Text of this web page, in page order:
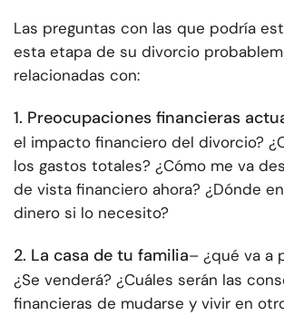
Las preguntas con las que podría
esta etapa de su divorcio
relacionadas con:
1. Preocupaciones financieras
el impacto financiero del divorcio?
los gastos totales? ¿Cómo me va
de vista financiero ahora? ¿Dónde
dinero si lo necesito?
2. La casa de tu familia– ¿qué va a
¿Se venderá? ¿Cuáles serán las
financieras de mudarse y vivir en